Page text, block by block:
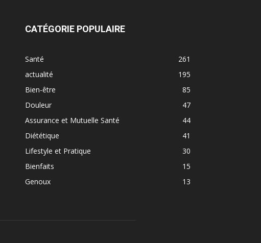
CATÉGORIE POPULAIRE
Santé
261
actualité
195
Bien-être
85
Douleur
47
Assurance et Mutuelle Santé
44
Diététique
41
Lifestyle et Pratique
30
Bienfaits
15
Genoux
13